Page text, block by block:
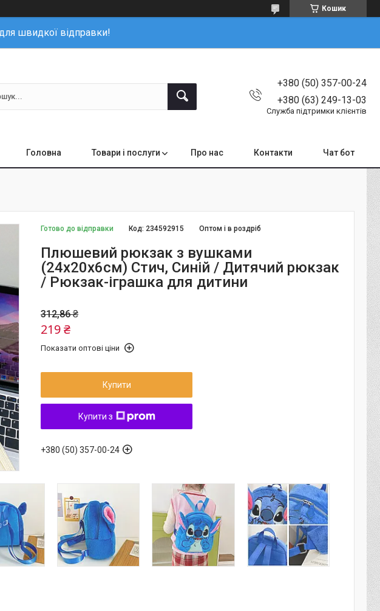
Кошик
швидкої відправки!
+380 (50) 357-00-24
+380 (63) 249-13-03
Служба підтримки клієнтів
Головна Товари і послуги Про нас Контакти Чат бот
Готово до відправки Оптом і в роздріб
Код: 234592915
Плюшевий рюкзак з вушками
(24х20х6см) Стич, Синій / Дитячий рюкзак
/ Рюкзак-іграшка для дитини
312,86 ₴
219 ₴
Показати оптові ціни
Купити
Купити з
+380 (50) 357-00-24